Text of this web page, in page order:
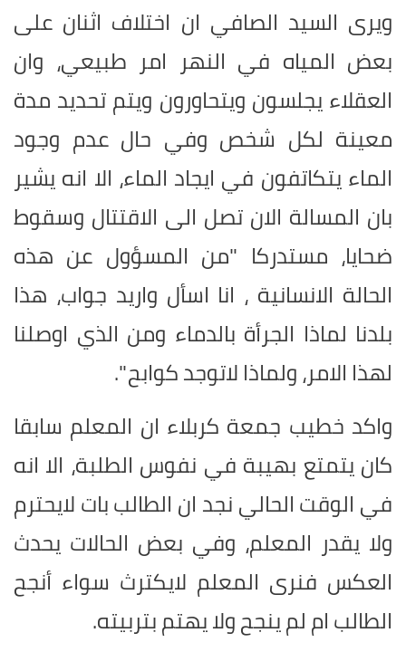
ويرى السيد الصافي ان اختلاف اثنان على
بعض المياه في النهر امر طبيعي، وان
العقلاء يجلسون ويتحاورون ويتم تحديد مدة
معينة لكل شخص وفي حال عدم وجود
الماء يتكاتفون في ايجاد الماء، الا انه يشير
بان المسالة الان تصل الى الاقتتال وسقوط
ضحايا، مستدركا "من المسؤول عن هذه
الحالة الانسانية ، انا اسأل واريد جواب، هذا
بلدنا لماذا الجرأة بالدماء ومن الذي اوصلنا
لهذا الامر، ولماذا لاتوجد كوابح ".
واكد خطيب جمعة كربلاء ان المعلم سابقا
كان يتمتع بهيبة في نفوس الطلبة، الا انه
في الوقت الحالي نجد ان الطالب بات لايحترم
ولا يقدر المعلم، وفي بعض الحالات يحدث
العكس فنرى المعلم لايكترث سواء أنجح
الطالب ام لم ينجح ولا يهتم بتربيته.